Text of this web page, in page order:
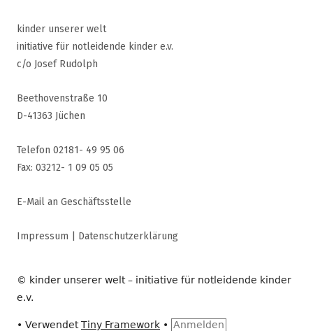
kinder unserer welt
initiative für notleidende kinder e.v.
c/o Josef Rudolph
Beethovenstraße 10
D-41363 Jüchen
Telefon 02181- 49 95 06
Fax: 03212- 1 09 05 05
E-Mail an Geschäftsstelle
Impressum Datenschutzerklärung
© kinder unserer welt – initiative für notleidende kinder
e.v.
• VerwendetTiny Framework • Anmelden